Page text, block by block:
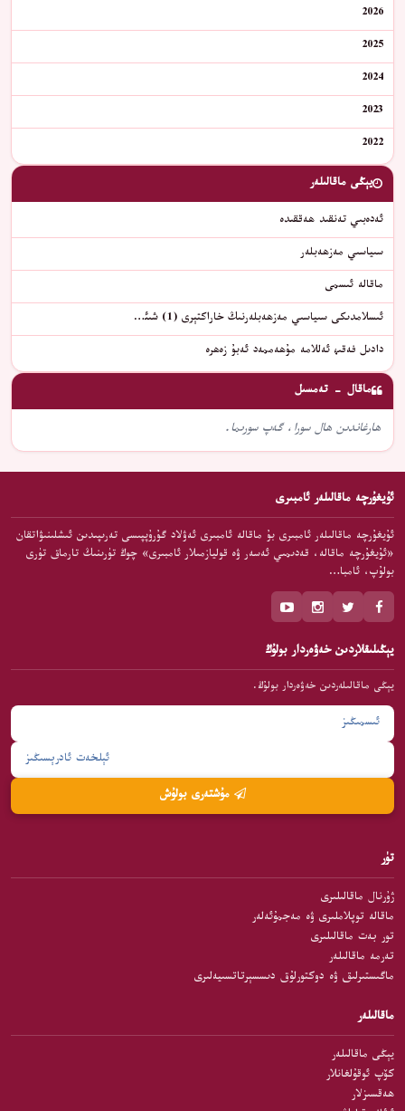
2026
2025
2024
2023
2022
يېڭى ماقالىلەر
ئەدەبىي تەنقىد ھەققىدە
سىياسىي مەزھەبلەر
ماقالە ئىسمى
ئىسلامدىكى سىياسىي مەزھەبلەرنىڭ خاراكتېرى (1) شىئ…
دادىل فەقىھ ئەللامە مۇھەممەد ئەبۇ زەھرە
ماقال - تەمسىل
ھارغاندىن ھال سورا، گەپ سورىما.
ئۇيغۇرچە ماقالىلەر ئامبىرى
ئۇيغۇرچە ماقالىلەر ئامبىرى بۇ ماقالە ئامبىرى ئەۋلاد گۇرۇپپىسى تەرىپىدىن ئىشلىنىۋاتقان
«ئۇيغۇرچە ماقالە، قەدىمىي ئەسەر ۋە قوليازمىلار ئامبىرى» چوڭ تۈرىنىڭ تارماق تۈرى
بولۇپ، ئامبا…
يېڭىلىقلاردىن خەۋەردار بولۇڭ
يېڭى ماقالىلەردىن خەۋەردار بولۇڭ.
تۈر
ژۇرنال ماقالىلىرى
ماقالە توپلاملىرى ۋە مەجمۇئەلەر
تور بەت ماقالىلىرى
تەرمە ماقالىلەر
ماگىستىرلىق ۋە دوكتورلۇق دىسسېرتاتسىيەلىرى
ماقالىلەر
يېڭى ماقالىلەر
كۆپ ئوقۇلغانلار
ھەقسىزلار